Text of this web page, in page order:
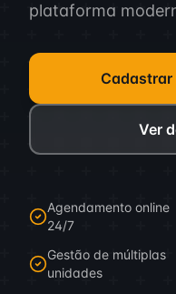
plataforma
Cadastrar
Ver
Agendamento online
24/7
Gestão de múltiplas
unidades